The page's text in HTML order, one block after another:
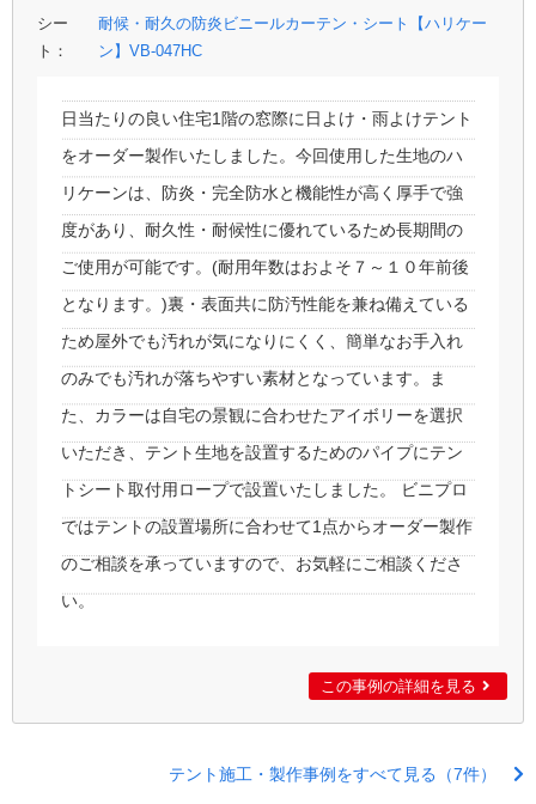
この事例の詳細を見る
シー
ト：
耐候・耐久の防炎ビニールカーテン・シート【ハリケー
ン】VB-047HC
日当たりの良い住宅1階の窓際に日よけ・雨よけテント
をオーダー製作いたしました。今回使用した生地のハ
リケーンは、防炎・完全防水と機能性が高く厚手で強
度があり、耐久性・耐候性に優れているため長期間の
ご使用が可能です。(耐用年数はおよそ７～１０年前後
となります。)裏・表面共に防汚性能を兼ね備えている
ため屋外でも汚れが気になりにくく、簡単なお手入れ
のみでも汚れが落ちやすい素材となっています。ま
た、カラーは自宅の景観に合わせたアイボリーを選択
いただき、テント生地を設置するためのパイプにテン
トシート取付用ロープで設置いたしました。 ビニプロ
ではテントの設置場所に合わせて1点からオーダー製作
のご相談を承っていますので、お気軽にご相談くださ
い。
テント施工・製作事例をすべて見る（7件）